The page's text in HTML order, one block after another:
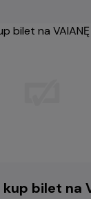
bilet na